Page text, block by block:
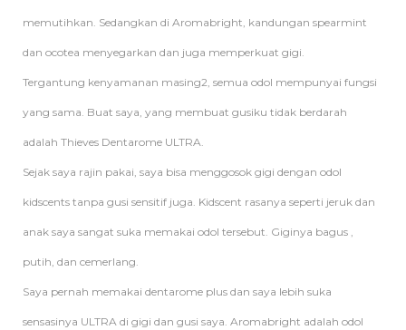
memutihkan. Sedangkan di Aromabright, kandungan spearmint
dan ocotea menyegarkan dan juga memperkuat gigi.
Tergantung kenyamanan masing2, semua odol mempunyai fungsi
yang sama. Buat saya, yang membuat gusiku tidak berdarah
adalah Thieves Dentarome ULTRA.
Sejak saya rajin pakai, saya bisa menggosok gigi dengan odol
kidscents tanpa gusi sensitif juga. Kidscent rasanya seperti jeruk dan
anak saya sangat suka memakai odol tersebut. Giginya bagus ,
putih, dan cemerlang.
Saya pernah memakai dentarome plus dan saya lebih suka
sensasinya ULTRA di gigi dan gusi saya. Aromabright adalah odol